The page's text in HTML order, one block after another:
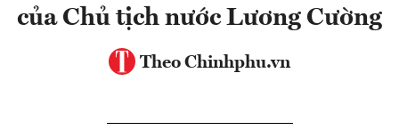
của Chủ tịch nước Lương Cường
Theo Chinhphu.vn